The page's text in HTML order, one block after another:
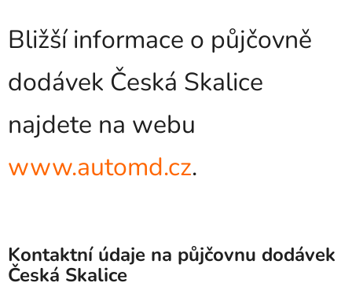
Bližší informace o půjčovně
dodávek Česká Skalice
najdete na webu
www.automd.cz.
Kontaktní údaje na půjčovnu dodávek
Česká Skalice